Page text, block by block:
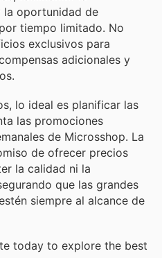
la oportunidad de
tiempo limitado. No
exclusivos para
adicionales y
lo ideal es planificar las
las promociones
de Microsshop. La
de ofrecer precios
la calidad ni la
que las grandes
siempre al alcance de
today to explore the best